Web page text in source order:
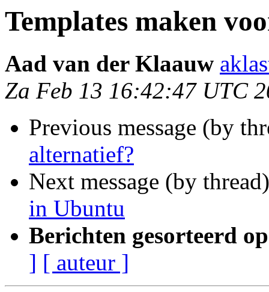
Templates maken
Aad van der Klaauw
Za Feb 13 16:42:47 UTC
Previous message (by
alternatief?
Next message (by
in Ubuntu
Berichten gesorteerd
] [ auteur ]